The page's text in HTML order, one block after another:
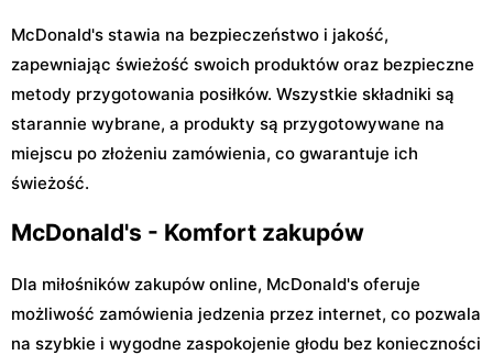
McDonald's stawia na bezpieczeństwo i jakość,
zapewniając świeżość swoich produktów oraz bezpieczne
metody przygotowania posiłków. Wszystkie składniki są
starannie wybrane, a produkty są przygotowywane na
miejscu po złożeniu zamówienia, co gwarantuje ich
świeżość.
McDonald's - Komfort zakupów
Dla miłośników zakupów online, McDonald's oferuje
możliwość zamówienia jedzenia przez internet, co pozwala
na szybkie i wygodne zaspokojenie głodu bez konieczności